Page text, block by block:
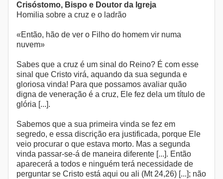
Crisóstomo, Bispo e Doutor da Igreja
Homilia sobre a cruz e o ladrão
«Então, hão de ver o Filho do homem vir numa
nuvem»
Sabes que a cruz é um sinal do Reino? É com esse
sinal que Cristo virá, aquando da sua segunda e
gloriosa vinda! Para que possamos avaliar quão
digna de veneração é a cruz, Ele fez dela um título de
glória [...].
Sabemos que a sua primeira vinda se fez em
segredo, e essa discrição era justificada, porque Ele
veio procurar o que estava morto. Mas a segunda
vinda passar-se-á de maneira diferente [...]. Então
aparecerá a todos e ninguém terá necessidade de
perguntar se Cristo está aqui ou ali (Mt 24,26) [...]; não